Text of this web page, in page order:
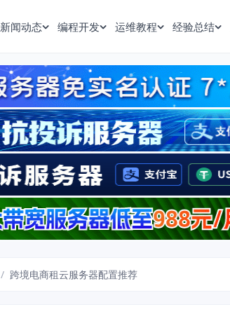
新闻动态 编程开发 运维教程 经验总结
/ 跨境电商租云服务器配置推荐